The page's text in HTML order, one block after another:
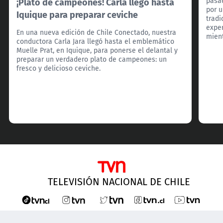
Iquique para preparar ceviche
En una nueva edición de Chile Conectado, nuestra
conductora Carla Jara llegó hasta el emblemático
Muelle Prat, en Iquique, para ponerse el delantal y
preparar un verdadero plato de campeones: un
fresco y delicioso ceviche.
por
TELEVISIÓN NACIONAL DE CHILE